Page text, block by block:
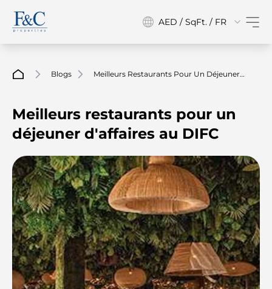
AED / SqFt. / FR
Blogs
Meilleurs Restaurants Pour Un Déjeuner
Meilleurs restaurants pour un
déjeuner d'affaires au DIFC